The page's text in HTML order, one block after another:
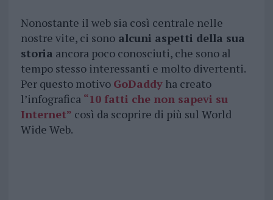
Nonostante il web sia così centrale nelle
nostre vite, ci sonoalcuni aspetti della sua
storia ancora poco conosciuti, che sono al
tempo stesso interessanti e molto divertenti.
Per questo motivo GoDaddyha creato
l’infografica “10 fatti che non sapevi su
Internet” così da scoprire di più sul World
Wide Web.